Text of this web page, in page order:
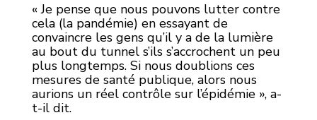
« Je pense que nous pouvons lutter contre
cela (la pandémie) en essayant de
convaincre les gens qu’il y a de la lumière
au bout du tunnel s’ils s’accrochent un peu
plus longtemps. Si nous doublions ces
mesures de santé publique, alors nous
aurions un réel contrôle sur l’épidémie », a-
t-il dit.